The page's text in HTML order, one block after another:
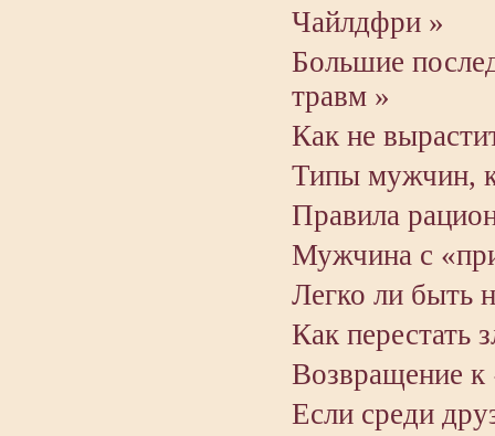
Чайлдфри »
Большие
травм »
Как не
Типы мужчин,
Правила
Мужчина с
Легко ли быть
Как перестать
Возвращение к
Если среди